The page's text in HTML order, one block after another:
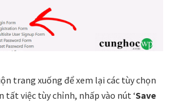
trang xuống để xem lại các tùy chọn
tất việc tùy chỉnh, nhấp vào nút ‘Save